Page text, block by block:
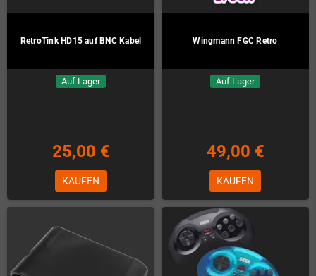
RetroTink HD15 auf BNC Kabel
Auf Lager
25,00 €
KAUFEN
Wingmann FGC Retro
Auf Lager
49,00 €
KAUFEN